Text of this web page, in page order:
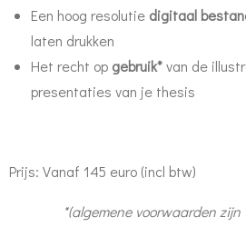
Een hoog resolutie digitaal
laten drukken
Het recht op gebruik*van de
presentaties van je thesis
Prijs: Vanaf 145 euro (incl btw)
*(algemene voorwaarden